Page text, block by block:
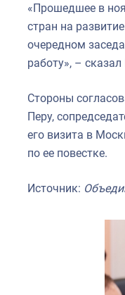
«Прошедшее в
стран на
очередном
работу», –
Стороны
Перу,
его визита в
по ее повестке.
Источник: